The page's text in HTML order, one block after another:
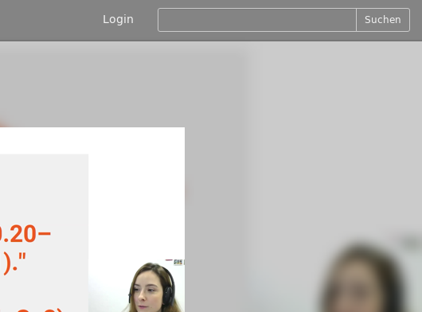
Login Suchen